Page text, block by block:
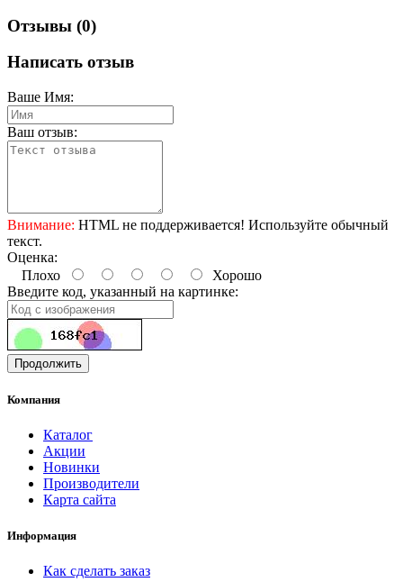
Отзывы (0)
Написать отзыв
Ваше Имя:
Ваш отзыв:
Внимание: HTML не поддерживается! Используйте обычный
текст.
Оценка:
Плохо
Хорошо
Введите код, указанный на картинке:
Продолжить
Компания
Каталог
Акции
Новинки
Производители
Карта сайта
Информация
Как сделать заказ